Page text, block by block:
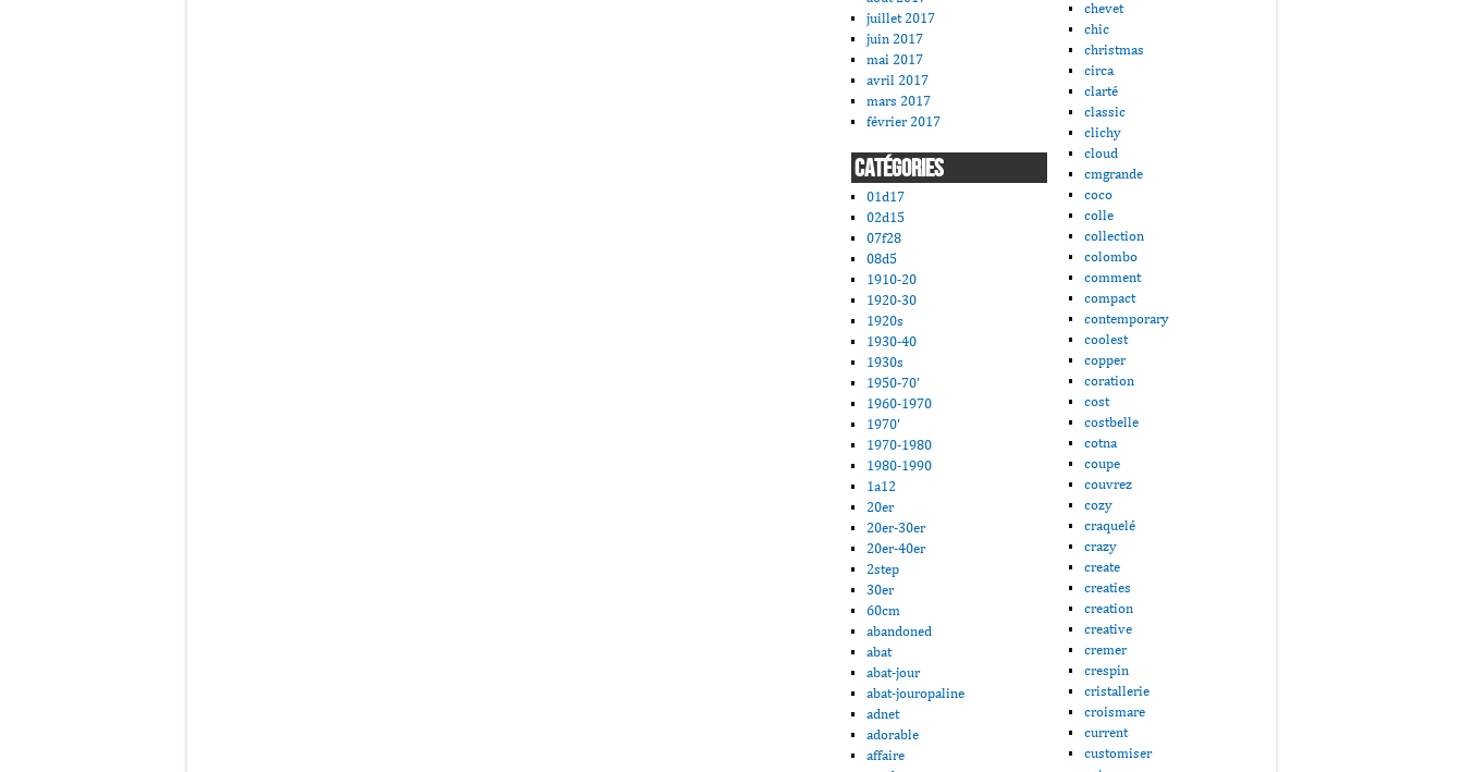
juillet 2017
juin 2017
mai 2017
avril 2017
mars 2017
février 2017
CATÉGORIES
01d17
02d15
07f28
08d5
1910-20
1920-30
1920s
1930-40
1930s
1950-70'
1960-1970
1970'
1970-1980
1980-1990
1a12
20er
20er-30er
20er-40er
2step
30er
60cm
abandoned
abat
abat-jour
abat-jouropaline
adnet
adorable
affaire
chevet
chic
christmas
circa
clarté
classic
clichy
cloud
cmgrande
coco
colle
collection
colombo
comment
compact
contemporary
coolest
copper
coration
cost
costbelle
cotna
coupe
couvrez
cozy
craquelé
crazy
create
creaties
creation
creative
cremer
crespin
cristallerie
croismare
current
customiser